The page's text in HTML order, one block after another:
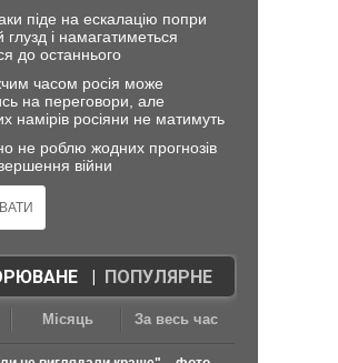
піде на ескалацію попри
глузд і намагатиметься
до останнього
часом росія може
на переговори, але
намірів росіяни не матимуть
не роблю жодних прогнозів
війни
| ПОПУЛЯРНЕ
Місяць За весь час